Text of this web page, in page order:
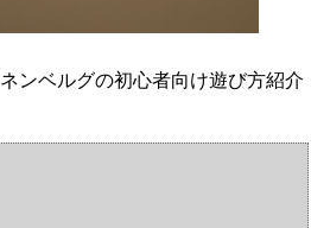
ンベルグの初心者向け遊び方紹介